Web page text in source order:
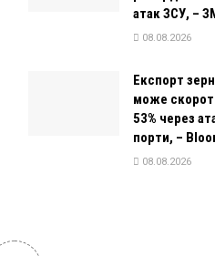
атак ЗСУ, –
08.08.2026
Експорт
може
53% через
порти, –
08.08.2026